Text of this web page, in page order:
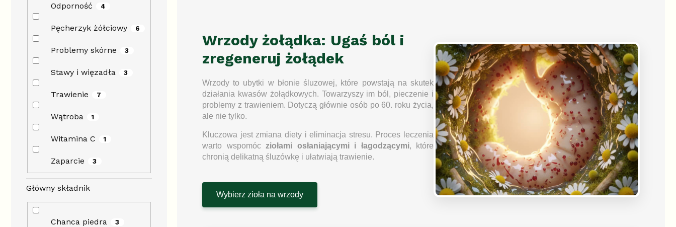
Odporność 4
Pęcherzyk żółciowy 6
Problemy skórne 3
Stawy i więzadła 3
Trawienie 7
Wątroba 1
Witamina C 1
Zaparcie 3
Główny składnik
Chanca piedra 3
y
Wrzody żołądka: Ugaś ból i
zregeneruj żołądek
Wrzody to ubytki w błonie śluzowej, które powstają na skutek
działania kwasów żołądkowych. Towarzyszy im ból, pieczenie i
problemy z trawieniem. Dotyczą głównie osób po 60. roku życia,
ale nie tylko.
Kluczowa jest zmiana diety i eliminacja stresu. Proces leczenia
warto wspomóc ziołami osłaniającymi i łagodzącymi, które
chronią delikatną śluzówkę i ułatwiają trawienie.
Wybierz zioła na wrzody